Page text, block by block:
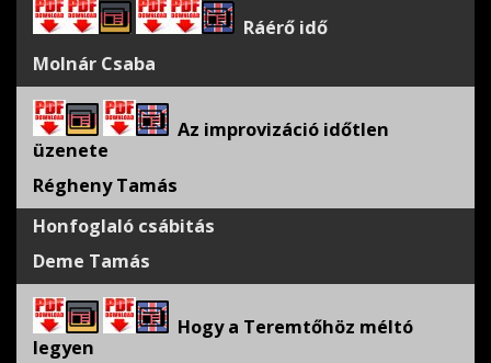
Ráérő idő
Molnár Csaba
Az improvizáció időtlen
üzenete
Régheny Tamás
Honfoglaló csábitás
Deme Tamás
Hogy a Teremtőhöz méltó
legyen